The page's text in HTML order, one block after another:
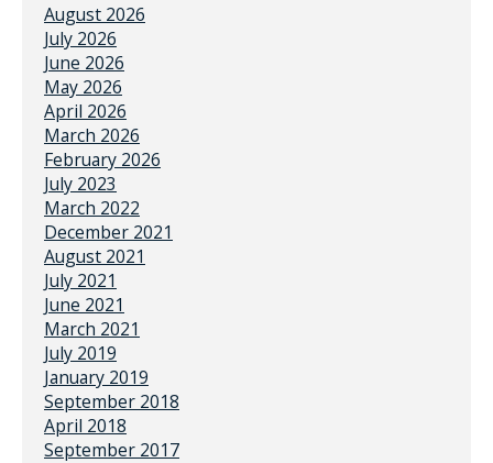
August 2026
July 2026
June 2026
May 2026
April 2026
March 2026
February 2026
July 2023
March 2022
December 2021
August 2021
July 2021
June 2021
March 2021
July 2019
January 2019
September 2018
April 2018
September 2017